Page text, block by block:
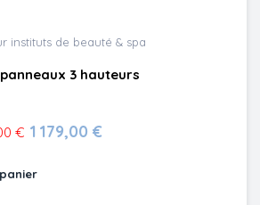
instituts de beauté & spa
3 hauteurs
€ 1 179,00 €